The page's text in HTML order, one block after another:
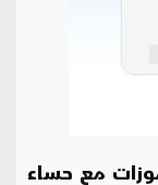
مع حساء